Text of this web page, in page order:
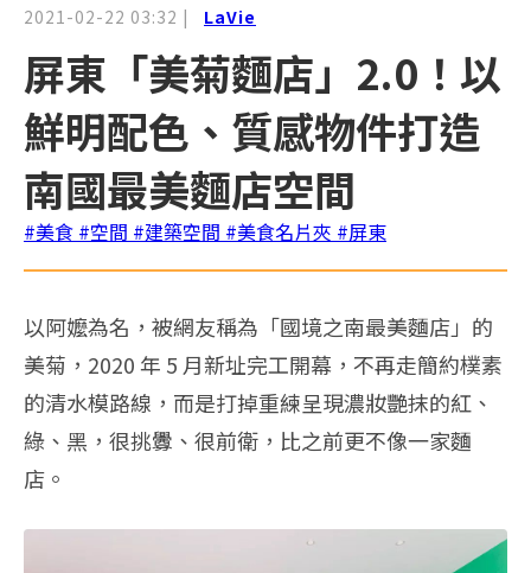
2021-02-22 03:32 | LaVie
屏東「美菊麵店」2.0！以
鮮明配色、質感物件打造
南國最美麵店空間
#美食 #空間 #建築空間 #美食名片夾 #屏東
以阿嬤為名，被網友稱為「國境之南最美麵店」的
美菊，2020 年 5 月新址完工開幕，不再走簡約樸素
的清水模路線，而是打掉重練呈現濃妝艷抹的紅、
綠、黑，很挑釁、很前衛，比之前更不像一家麵
店。